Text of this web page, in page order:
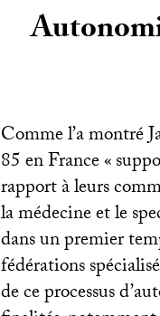
Comme l’a montré
85 en France «
rapport à leurs
la médecine et le
dans un premier
fédérations
de ce processus